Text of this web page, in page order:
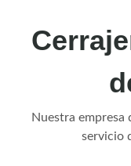
Nuestra empresa
servicio